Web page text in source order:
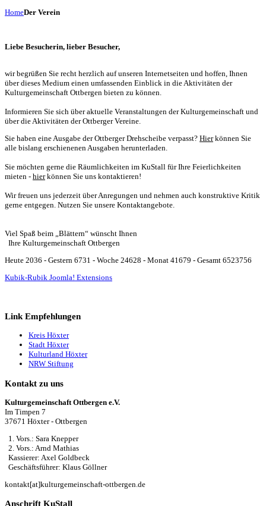
HomeDer Verein
Liebe Besucherin, lieber Besucher,
wir begrüßen Sie recht herzlich auf unseren Internetseiten und hoffen, Ihnen
über dieses Medium einen umfassenden Einblick in die Aktivitäten der
Kulturgemeinschaft Ottbergen bieten zu können.
Informieren Sie sich über aktuelle Veranstaltungen der Kulturgemeinschaft und
über die Aktivitäten der Ottberger Vereine.
Sie haben eine Ausgabe der Ottberger Drehscheibe verpasst? Hierkönnen Sie
alle bislang erschienenen Ausgaben herunterladen.
Sie möchten gerne die Räumlichkeiten im KuStall für Ihre Feierlichkeiten
mieten - hierkönnen Sie uns kontaktieren!
Wir freuen uns jederzeit über Anregungen und nehmen auch konstruktive Kritik
gerne entgegen. Nutzen Sie unsere Kontaktangebote.
Viel Spaß beim „Blättern“ wünscht Ihnen
Ihre Kulturgemeinschaft Ottbergen
Heute 2036 - Gestern 6731 - Woche 24628 - Monat 41679 - Gesamt 6523756
Kubik-Rubik Joomla! Extensions
Link Empfehlungen
Kreis Höxter
Stadt Höxter
Kulturland Höxter
NRW Stiftung
Kontakt zu uns
Kulturgemeinschaft Ottbergen e.V.
Im Timpen 7
37671 Höxter - Ottbergen
1. Vors.: Sara Knepper
2. Vors.: Arnd Mathias
Kassierer: Axel Goldbeck
Geschäftsführer: Klaus Göllner
kontakt[at]kulturgemeinschaft-ottbergen.de
Anschrift KuStall